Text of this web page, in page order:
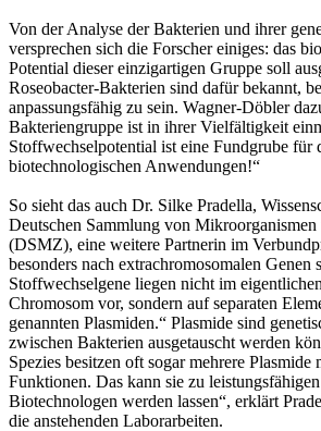
Von der Analyse der Bakterien und ihrer
versprechen sich die Forscher einiges: das
Potential dieser einzigartigen Gruppe soll
Roseobacter-Bakterien sind dafür bekannt,
anpassungsfähig zu sein. Wagner-Döbler
Bakteriengruppe ist in ihrer Vielfältigkeit
Stoffwechselpotential ist eine Fundgrube für
biotechnologischen Anwendungen!“
So sieht das auch Dr. Silke Pradella,
Deutschen Sammlung von
(DSMZ), eine weitere Partnerin im
besonders nach extrachromosomalen
Stoffwechselgene liegen nicht im
Chromosom vor, sondern auf separaten
genannten Plasmiden.“ Plasmide sind
zwischen Bakterien ausgetauscht werden
Spezies besitzen oft sogar mehrere Plasmide
Funktionen. Das kann sie zu
Biotechnologen werden lassen“, erklärt
die anstehenden Laborarbeiten.